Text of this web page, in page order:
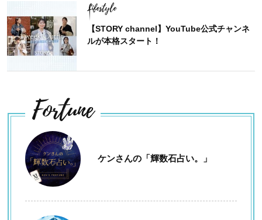
Lifestyle
【STORY channel】YouTube公式チャンネ
ルが本格スタート！
Fortune
ケンさんの「輝数石占い。」